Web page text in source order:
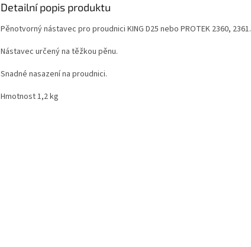
Detailní popis produktu
Pěnotvorný nástavec pro proudnici KING D25 nebo PROTEK 2360, 2361.
Nástavec určený na těžkou pěnu.
Snadné nasazení na proudnici.
Hmotnost 1,2 kg